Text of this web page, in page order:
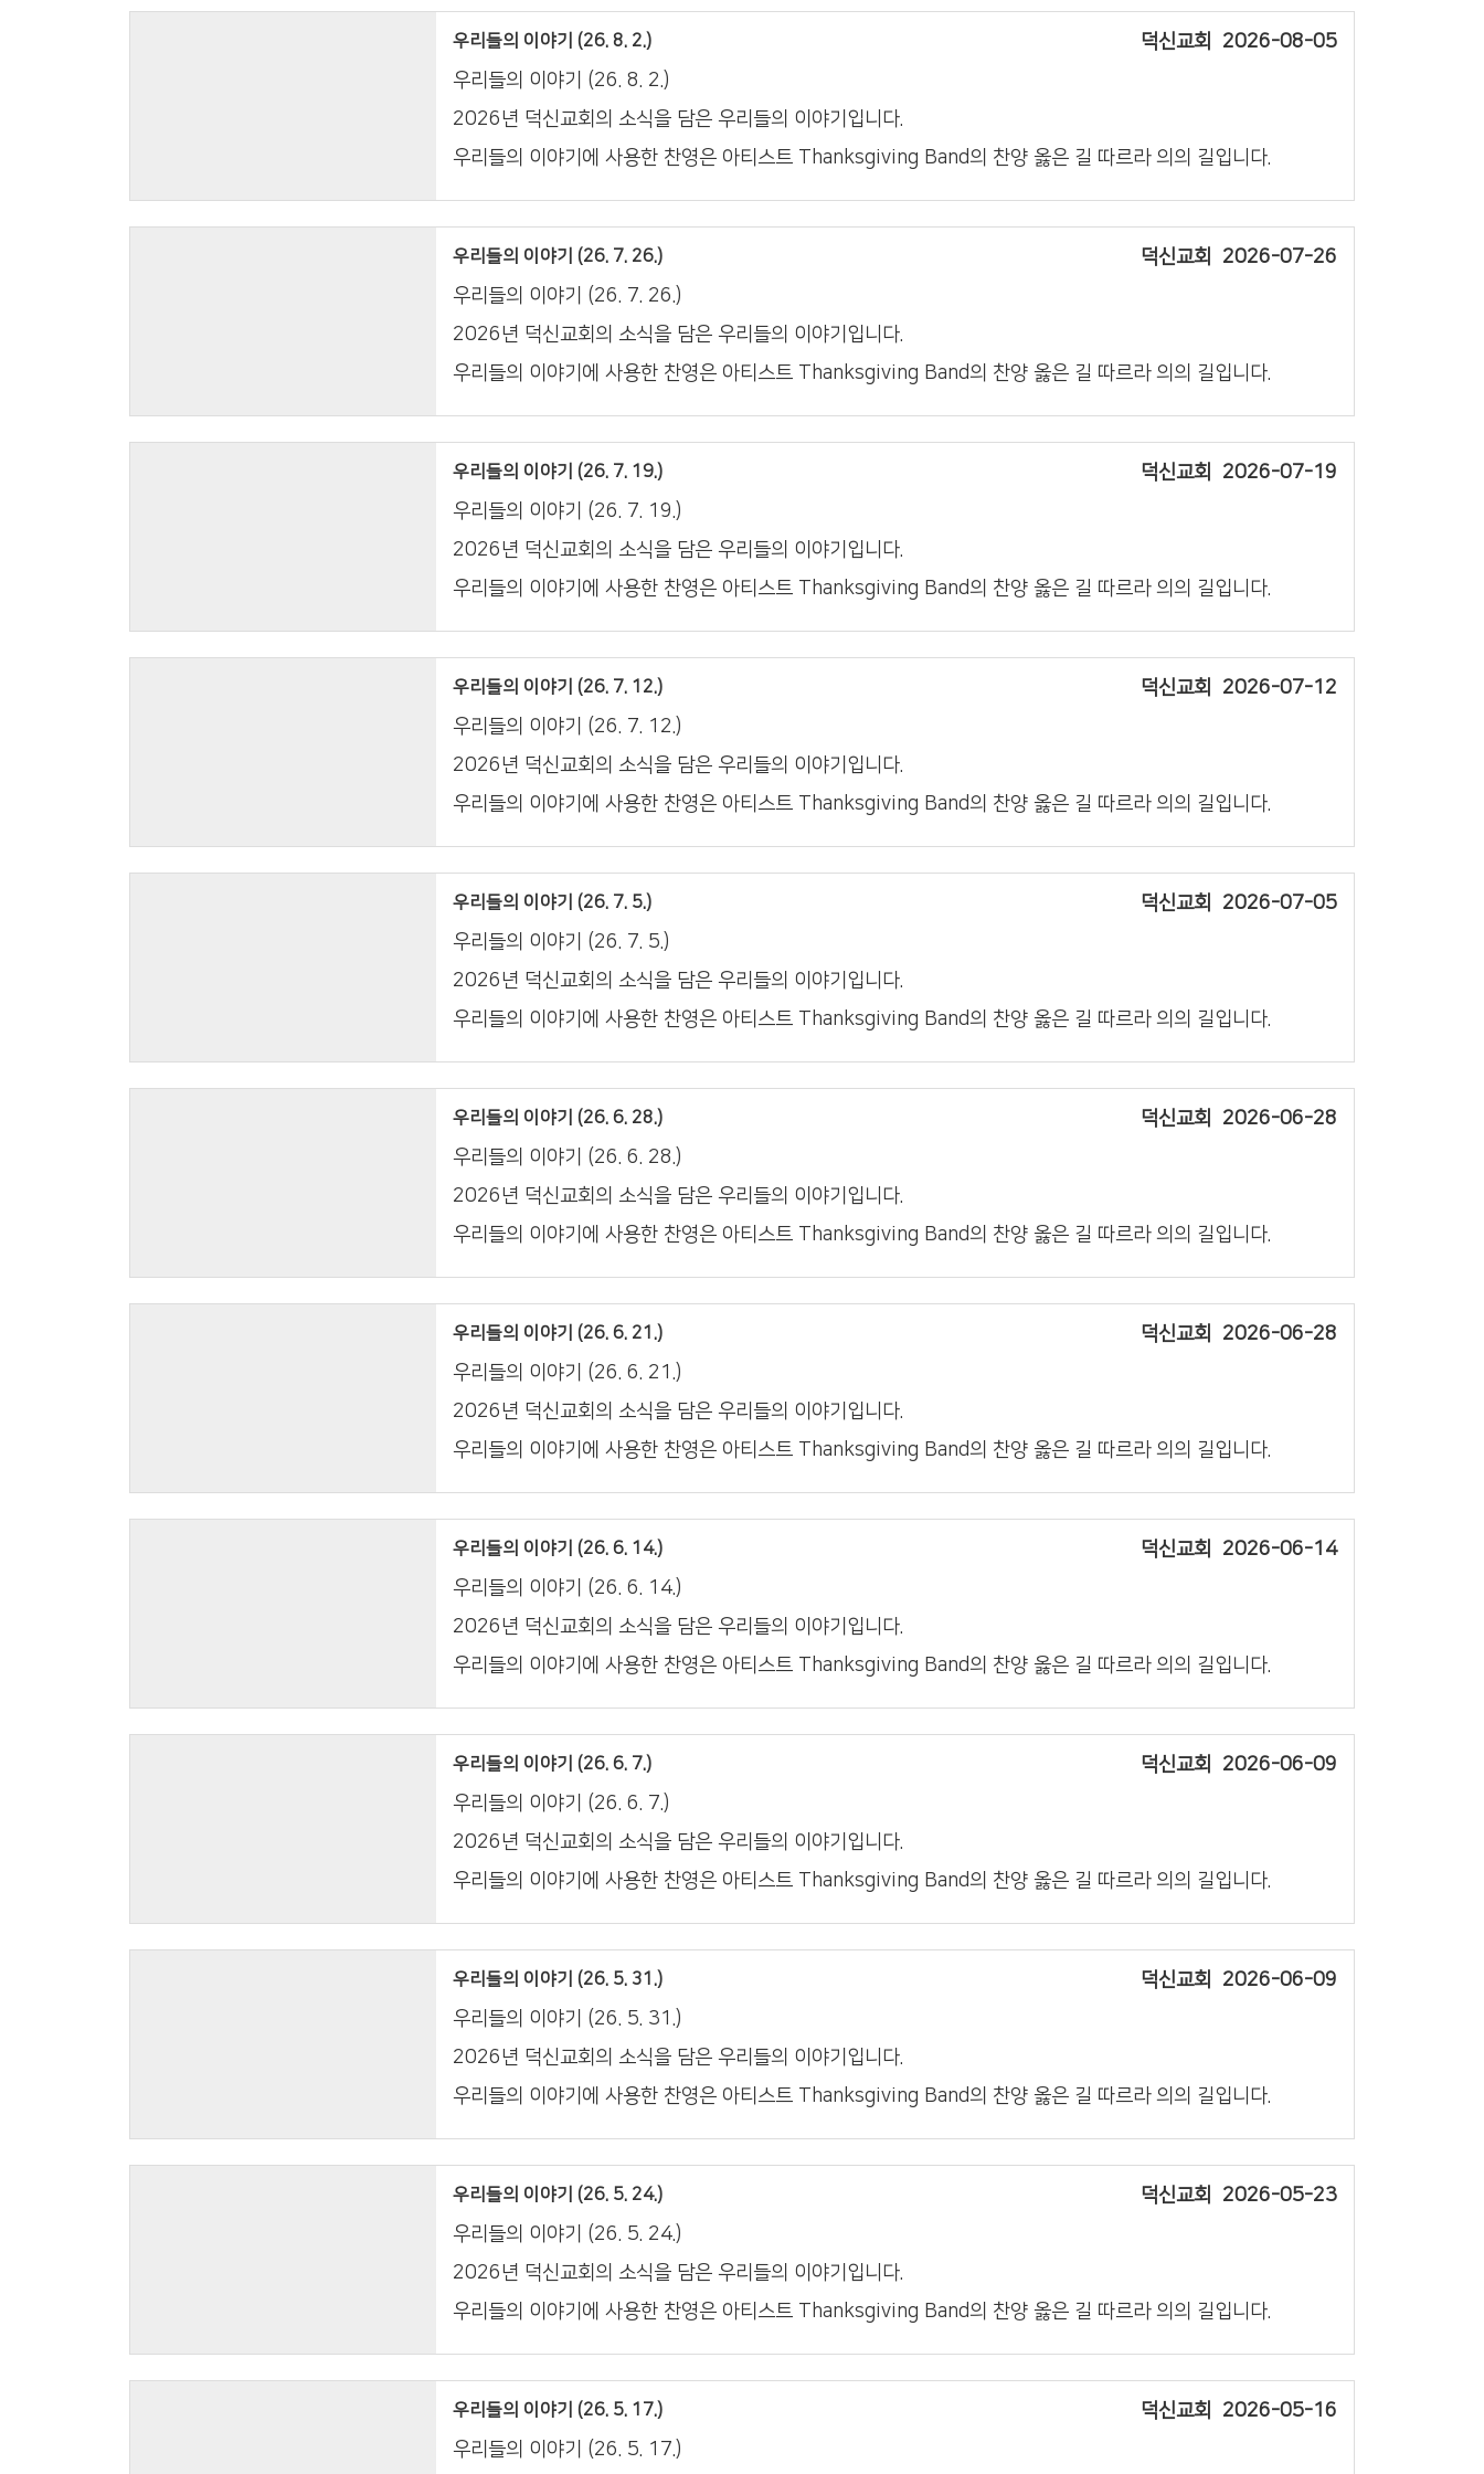
우리들의 이야기 (26. 8. 2.) 2026-08-05
덕신교회
우리들의 이야기 (26. 8. 2.)
2026년 덕신교회의 소식을 담은 우리들의 이야기입니다.
우리들의 이야기에 사용한 찬영은 아티스트 Thanksgiving Band의 찬양 옳은 길 따르라 의의 길입니다.
우리들의 이야기 (26. 7. 26.) 2026-07-26
덕신교회
우리들의 이야기 (26. 7. 26.)
2026년 덕신교회의 소식을 담은 우리들의 이야기입니다.
우리들의 이야기에 사용한 찬영은 아티스트 Thanksgiving Band의 찬양 옳은 길 따르라 의의 길입니다.
우리들의 이야기 (26. 7. 19.) 2026-07-19
덕신교회
우리들의 이야기 (26. 7. 19.)
2026년 덕신교회의 소식을 담은 우리들의 이야기입니다.
우리들의 이야기에 사용한 찬영은 아티스트 Thanksgiving Band의 찬양 옳은 길 따르라 의의 길입니다.
우리들의 이야기 (26. 7. 12.) 2026-07-12
덕신교회
우리들의 이야기 (26. 7. 12.)
2026년 덕신교회의 소식을 담은 우리들의 이야기입니다.
우리들의 이야기에 사용한 찬영은 아티스트 Thanksgiving Band의 찬양 옳은 길 따르라 의의 길입니다.
우리들의 이야기 (26. 7. 5.) 2026-07-05
덕신교회
우리들의 이야기 (26. 7. 5.)
2026년 덕신교회의 소식을 담은 우리들의 이야기입니다.
우리들의 이야기에 사용한 찬영은 아티스트 Thanksgiving Band의 찬양 옳은 길 따르라 의의 길입니다.
우리들의 이야기 (26. 6. 28.) 2026-06-28
덕신교회
우리들의 이야기 (26. 6. 28.)
2026년 덕신교회의 소식을 담은 우리들의 이야기입니다.
우리들의 이야기에 사용한 찬영은 아티스트 Thanksgiving Band의 찬양 옳은 길 따르라 의의 길입니다.
우리들의 이야기 (26. 6. 21.) 2026-06-28
덕신교회
우리들의 이야기 (26. 6. 21.)
2026년 덕신교회의 소식을 담은 우리들의 이야기입니다.
우리들의 이야기에 사용한 찬영은 아티스트 Thanksgiving Band의 찬양 옳은 길 따르라 의의 길입니다.
우리들의 이야기 (26. 6. 14.) 2026-06-14
덕신교회
우리들의 이야기 (26. 6. 14.)
2026년 덕신교회의 소식을 담은 우리들의 이야기입니다.
우리들의 이야기에 사용한 찬영은 아티스트 Thanksgiving Band의 찬양 옳은 길 따르라 의의 길입니다.
우리들의 이야기 (26. 6. 7.) 2026-06-09
덕신교회
우리들의 이야기 (26. 6. 7.)
2026년 덕신교회의 소식을 담은 우리들의 이야기입니다.
우리들의 이야기에 사용한 찬영은 아티스트 Thanksgiving Band의 찬양 옳은 길 따르라 의의 길입니다.
우리들의 이야기 (26. 5. 31.) 2026-06-09
덕신교회
우리들의 이야기 (26. 5. 31.)
2026년 덕신교회의 소식을 담은 우리들의 이야기입니다.
우리들의 이야기에 사용한 찬영은 아티스트 Thanksgiving Band의 찬양 옳은 길 따르라 의의 길입니다.
우리들의 이야기 (26. 5. 24.) 2026-05-23
덕신교회
우리들의 이야기 (26. 5. 24.)
2026년 덕신교회의 소식을 담은 우리들의 이야기입니다.
우리들의 이야기에 사용한 찬영은 아티스트 Thanksgiving Band의 찬양 옳은 길 따르라 의의 길입니다.
우리들의 이야기 (26. 5. 17.) 2026-05-16
덕신교회
우리들의 이야기 (26. 5. 17.)